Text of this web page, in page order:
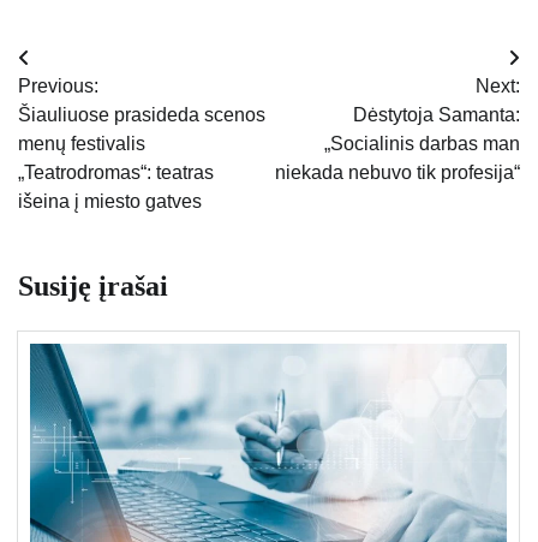
Navigacija
tarp
įrašų
Previous:
Šiauliuose prasideda scenos
menų festivalis
„Teatrodromas“: teatras
išeina į miesto gatves
Next:
Dėstytoja Samanta:
„Socialinis darbas man
niekada nebuvo tik profesija“
Susiję įrašai